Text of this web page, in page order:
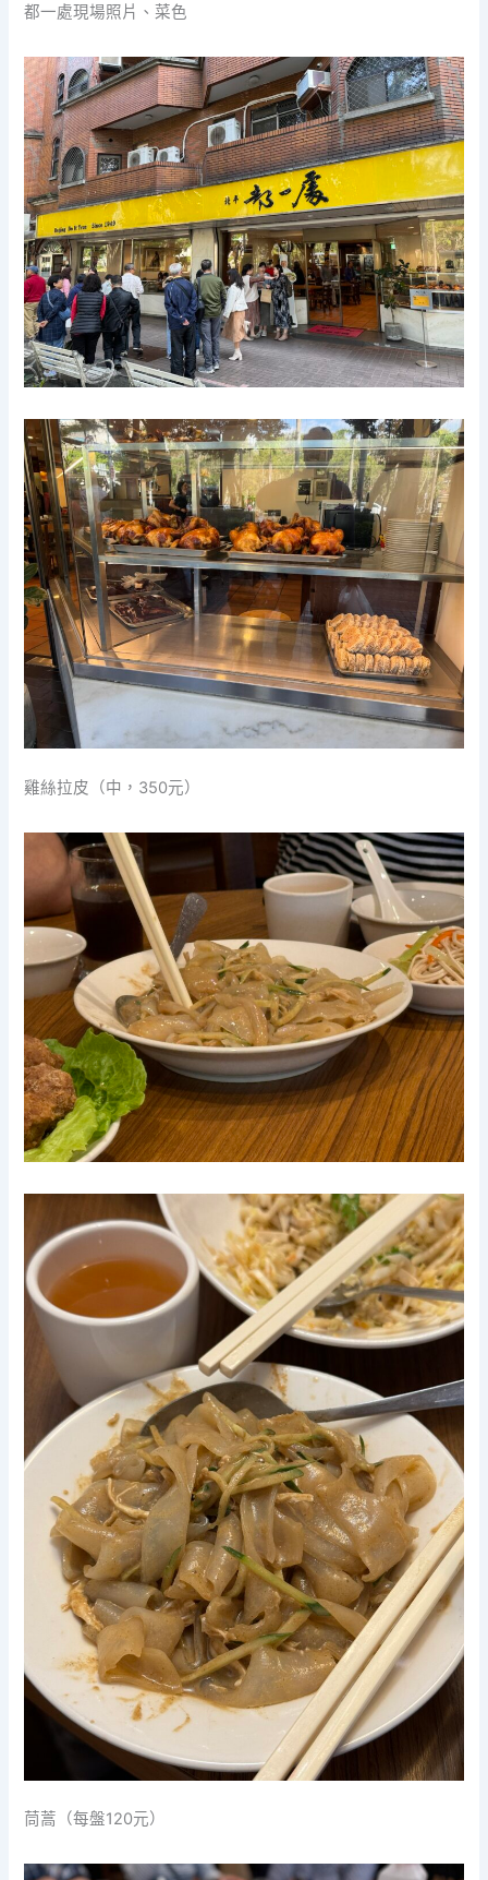
都一處現場照片、菜色
雞絲拉皮（中，350元）
茼蒿（每盤120元）